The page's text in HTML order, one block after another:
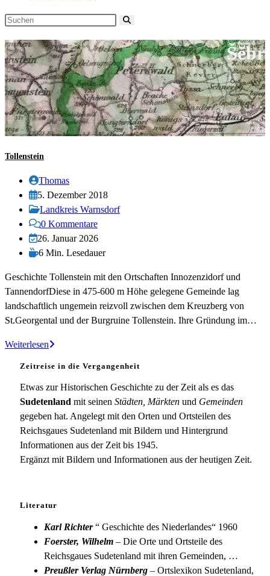
Diese
durchsuchen
Šĕbr
Tollenstein
Beitrags-
Autor:
Thomas
Beitrag
veröffentlicht:
5. Dezember 2018
Beitrags-
Kategorie:
Landkreis Warnsdorf
Beitrags-
Kommentare:
0 Kommentare
Beitrag
zuletzt
am:
26. Januar 2026
Lesedauer:
6 Min. Lesedauer
Geschichte Tollenstein mit den Ortschaften Innozenzidorf und
TannendorfDiese in 475-600 m Höhe gelegene Gemeinde lag
landschaftlich ungemein reizvoll zwischen dem Kreuzberg von
St.Georgental und der Burgruine Tollenstein. Ihre Gründung im…
WeiterlesenTollenstein
Zeitreise in die Vergangenheit
Etwas zur Historischen Geschichte zu der Zeit als es das
Sudetenland mit seinen Städten, Märkten und Gemeinden
gegeben hat. Angelegt mit den Orten und Ortsteilen des
Reichsgaues Sudetenland mit Bildern und Hintergrund
Informationen aus der Zeit bis 1945.
Ergänzt mit Bildern und Informationen aus der heutigen Zeit.
Literatur
Karl Richter“ Geschichte des Niederlandes“ 1960
Foerster, Wilhelm – Die Orte und Ortsteile des
Reichsgaues Sudetenland mit ihren Gemeinden, …
Preußler Verlag Nürnberg – Ortslexikon Sudetenland,